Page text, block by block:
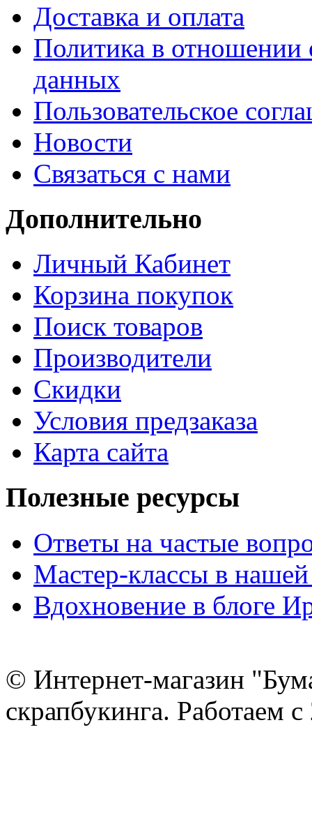
Доставка и оплата
Политика в отношении
данных
Пользовательское
Новости
Связаться с нами
Дополнительно
Личный Кабинет
Корзина покупок
Поиск товаров
Производители
Скидки
Условия предзаказа
Карта сайта
Полезные ресурсы
Ответы на частые
Мастер-классы в нашей
Вдохновение в блоге
© Интернет-магазин
скрапбукинга. Работаем с